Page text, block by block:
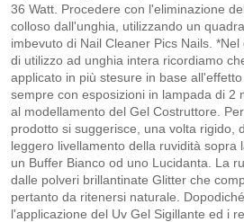
36 Watt. Procedere con l'eliminazione
colloso dall'unghia, utilizzando un
imbevuto di Nail Cleaner Pics Nails.
di utilizzo ad unghia intera ricordiamo
applicato in più stesure in base
sempre con esposizioni in lampada di 2
al modellamento del Gel Costruttore.
prodotto si suggerisce, una volta rigido,
leggero livellamento della ruvidità sopra
un Buffer Bianco od uno Lucidanta. La
dalle polveri brillantinate Glitter che
pertanto da ritenersi naturale.
l'applicazione del Uv Gel Sigillante ed i